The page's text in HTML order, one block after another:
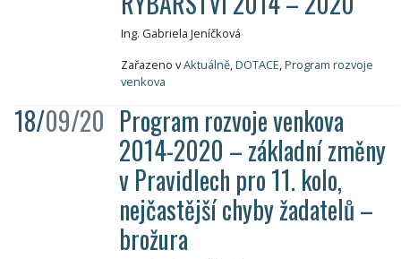
Ing. Gabriela Jeníčková
Zařazeno vAktuálně,DOTACE,Program rozvoje
venkova
18/09/20 Program rozvoje venkova
2014-2020 – základní změny
v Pravidlech pro 11. kolo,
nejčastější chyby žadatelů –
brožura